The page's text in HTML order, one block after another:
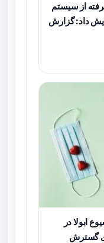
از سیستم
داد: گزارش
ابولا در
گسترش